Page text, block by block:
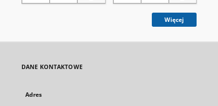
Więcej
DANE KONTAKTOWE
Adres